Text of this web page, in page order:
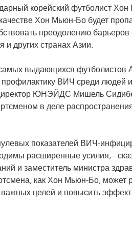
корейский футболист
Хон Мьюн-Бо будет
преодолению
и других странах Азии.
выдающихся
профилактику ВИЧ среди людей
ЮНЭЙДС Мишель
в деле
показателей ВИЧ-
расширенные усилия, -
и заместитель министра
как Хон Мьюн-Бо, может
целей и повысить